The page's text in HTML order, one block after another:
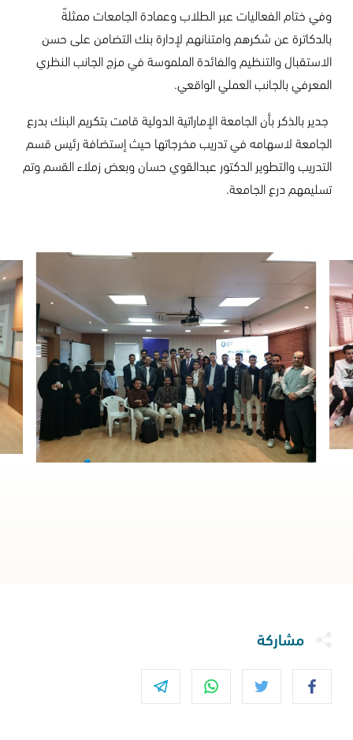
وفي ختام الفعاليات عبر الطلاب وعمادة الجامعات ممثلةً
بالدكاترة عن شكرهم وامتنانهم لإدارة بنك التضامن على حسن
الاستقبال والتنظيم والفائدة الملموسة في مزج الجانب النظري
المعرفي بالجانب العملي الواقعي.
جدير بالذكر بأن الجامعة الإماراتية الدولية قامت بتكريم البنك بدرع
الجامعة لاسهامه في تدريب مخرجاتها حيث إستضافة رئيس قسم
التدريب والتطوير الدكتور عبدالقوي حسان وبعض زملاء القسم وتم
تسليمهم درع الجامعة.
مشاركة